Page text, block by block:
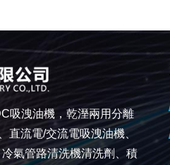
吸洩油機，乾溼兩用分離
直流電/交流電吸洩油機、
氣管路清洗機清洗劑、積